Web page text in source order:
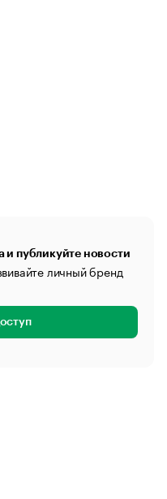
и публикуйте новости
личный бренд